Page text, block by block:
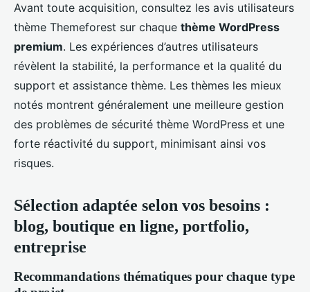
Avant toute acquisition, consultez les avis utilisateurs
thème Themeforest sur chaque thème WordPress
premium. Les expériences d’autres utilisateurs
révèlent la stabilité, la performance et la qualité du
support et assistance thème. Les thèmes les mieux
notés montrent généralement une meilleure gestion
des problèmes de sécurité thème WordPress et une
forte réactivité du support, minimisant ainsi vos
risques.
Sélection adaptée selon vos besoins :
blog, boutique en ligne, portfolio,
entreprise
Recommandations thématiques pour chaque type